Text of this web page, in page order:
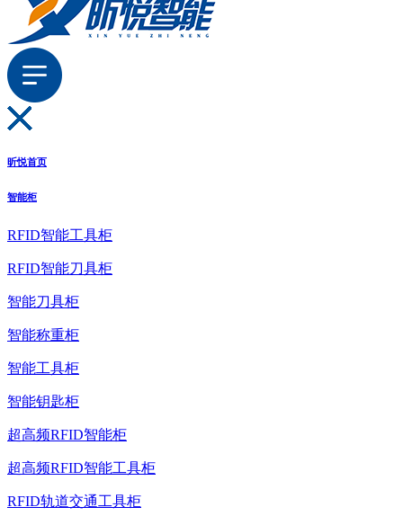
昕悦首页
智能柜
RFID智能工具柜
RFID智能刀具柜
智能刀具柜
智能称重柜
智能工具柜
智能钥匙柜
超高频RFID智能柜
超高频RFID智能工具柜
RFID轨道交通工具柜